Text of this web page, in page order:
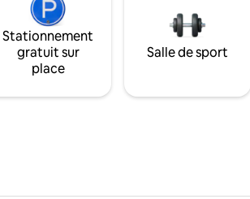
Stationnement
gratuit sur
place
Salle de sport